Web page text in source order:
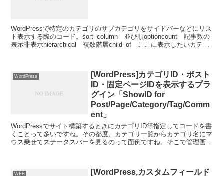
WordPressで特定のカテゴリのサブカテゴリをサイドバーなどにリス
ト表示する際のコード。sort_column 並び順optioncount 記事数の
表示非表示hierarchical 複数階層child_of ここに表示したいカテゴ
WordPress
[WordPress]カテゴリID・ポスト
ID・固定ページIDを表示するプラ
グイン「ShowID for
Post/Page/Category/Tag/Comm
ent」
WordPressでサイト構築するときにカテゴリID等指定してコードを書
くことって多いですね。その都度、カテゴリ一覧からカテゴリ名にマ
ウス乗せてステータスバーを見るのって面倒ですね。そこで管理画面
WEB
[WordPress,カスタムフィールド